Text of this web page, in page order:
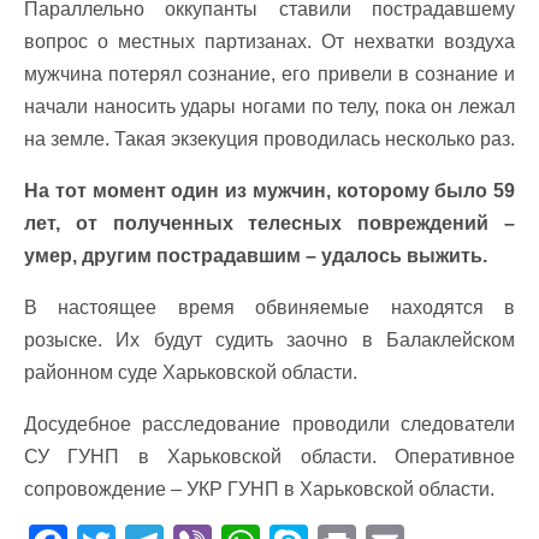
Параллельно оккупанты ставили пострадавшему
вопрос о местных партизанах. От нехватки воздуха
мужчина потерял сознание, его привели в сознание и
начали наносить удары ногами по телу, пока он лежал
на земле. Такая экзекуция проводилась несколько раз.
На тот момент один из мужчин, которому было 59
лет, от полученных телесных повреждений –
умер, другим пострадавшим – удалось выжить.
В настоящее время обвиняемые находятся в
розыске. Их будут судить заочно в Балаклейском
районном суде Харьковской области.
Досудебное расследование проводили следователи
СУ ГУНП в Харьковской области. Оперативное
сопровождение – УКР ГУНП в Харьковской области.